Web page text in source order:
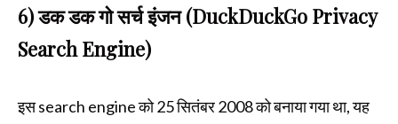
6) डक डक गो सर्च इंजन (DuckDuckGo Privacy
Search Engine)
इस search engine को 25 सितंबर 2008 को बनाया गया था, यह